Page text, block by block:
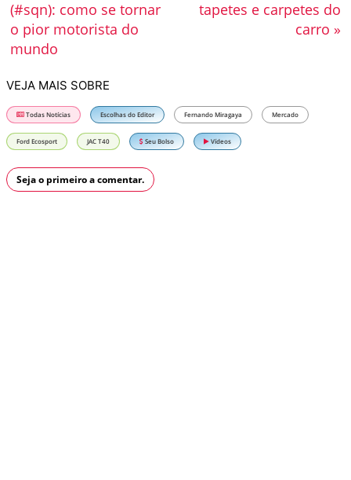
tapetes e carpetes do
carro »
(#sqn): como se tornar
o pior motorista do
mundo
VEJA MAIS SOBRE
Todas Notícias Escolhas do Editor Fernando Miragaya Mercado
Ford Ecosport JAC T40 Seu Bolso Vídeos
Seja o primeiro a comentar.